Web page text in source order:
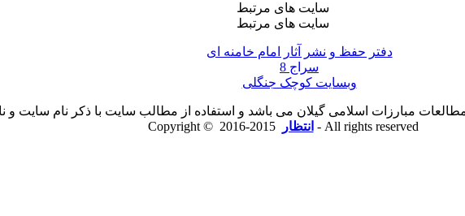
سایت های مرتبط
سایت های مرتبط
دفتر حفظ و نشر آثار امام خامنه ای
سراج 8
وبسایت کوچک جنگلی
مبارزات اسلامی گیلان می باشد و استفاده از مطالب سایت با ذکر نام سایت و
Copyright ©
انتظار 2015-2016 - All rights reserved